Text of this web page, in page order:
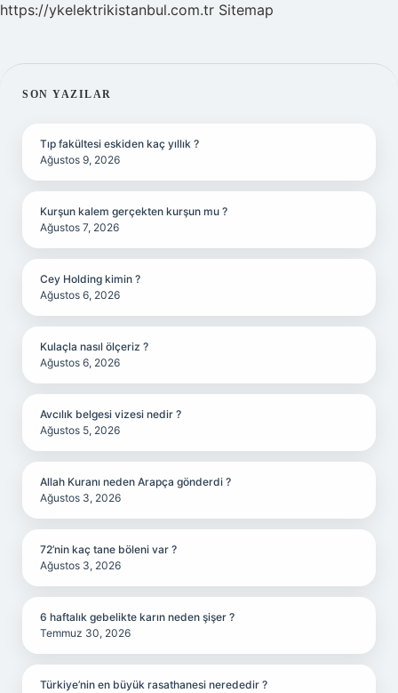
https://ykelektrikistanbul.com.tr Sitemap
SIDEBAR
SON YAZILAR
Tıp fakültesi eskiden kaç yıllık ?
Ağustos 9, 2026
Kurşun kalem gerçekten kurşun mu ?
Ağustos 7, 2026
Cey Holding kimin ?
Ağustos 6, 2026
Kulaçla nasıl ölçeriz ?
Ağustos 6, 2026
Avcılık belgesi vizesi nedir ?
Ağustos 5, 2026
Allah Kuranı neden Arapça gönderdi ?
Ağustos 3, 2026
72’nin kaç tane böleni var ?
Ağustos 3, 2026
6 haftalık gebelikte karın neden şişer ?
Temmuz 30, 2026
Türkiye’nin en büyük rasathanesi nerededir ?